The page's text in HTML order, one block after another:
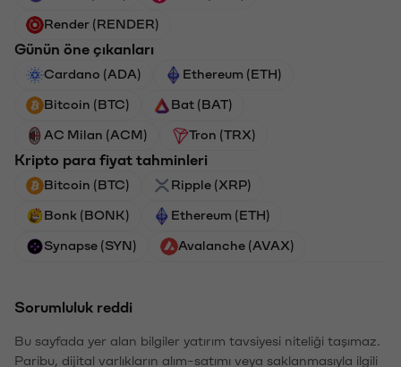
Render (RENDER)
Günün öne çıkanları
Cardano (ADA) Ethereum (ETH)
Bitcoin (BTC) Bat (BAT)
AC Milan (ACM) Tron (TRX)
Kripto para fiyat tahminleri
Bitcoin (BTC) Ripple (XRP)
Bonk (BONK) Ethereum (ETH)
Synapse (SYN) Avalanche (AVAX)
Sorumluluk reddi
Bu sayfada yer alan bilgiler yatırım tavsiyesi niteliği taşımaz.
Paribu, dijital varlıkların alım-satımı veya saklanmasıyla ilgili